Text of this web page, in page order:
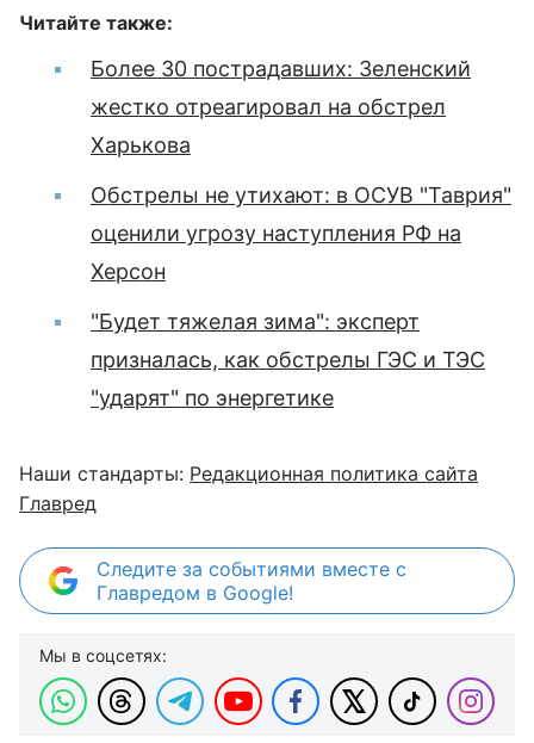
Читайте также:
Более 30 пострадавших: Зеленский
жестко отреагировал на обстрел
Харькова
Обстрелы не утихают: в ОСУВ "Таврия"
оценили угрозу наступления РФ на
Херсон
"Будет тяжелая зима": эксперт
призналась, как обстрелы ГЭС и ТЭС
"ударят" по энергетике
Наши стандарты: Редакционная политика сайта
Главред
Следите за событиями вместе с
Главредом в Google!
Мы в соцсетях: